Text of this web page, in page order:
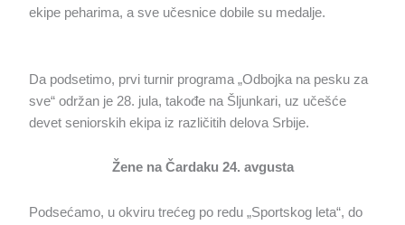
ekipe peharima, a sve učesnice dobile su medalje.
Da podsetimo, prvi turnir programa „Odbojka na pesku za
sve“ održan je 28. jula, takođe na Šljunkari, uz učešće
devet seniorskih ekipa iz različitih delova Srbije.
Žene na Čardaku 24. avgusta
Podsećamo, u okviru trećeg po redu „Sportskog leta“, do